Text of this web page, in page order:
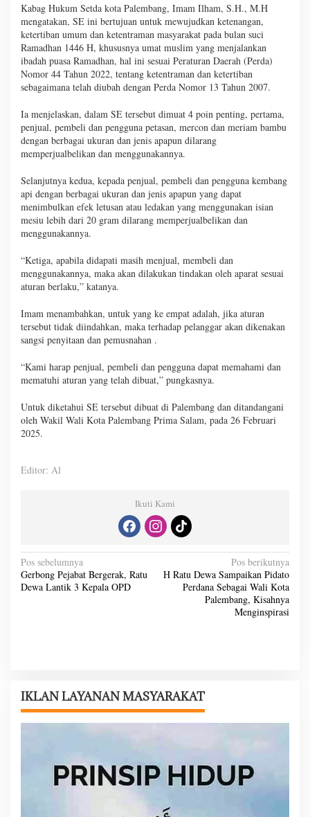
Kabag Hukum Setda kota Palembang, Imam Ilham, S.H., M.H
mengatakan, SE ini bertujuan untuk mewujudkan ketenangan,
ketertiban umum dan ketentraman masyarakat pada bulan suci
Ramadhan 1446 H, khususnya umat muslim yang menjalankan
ibadah puasa Ramadhan, hal ini sesuai Peraturan Daerah (Perda)
Nomor 44 Tahun 2022, tentang ketentraman dan ketertiban
sebagaimana telah diubah dengan Perda Nomor 13 Tahun 2007.
Ia menjelaskan, dalam SE tersebut dimuat 4 poin penting, pertama,
penjual, pembeli dan pengguna petasan, mercon dan meriam bambu
dengan berbagai ukuran dan jenis apapun dilarang
memperjualbelikan dan menggunakannya.
Selanjutnya kedua, kepada penjual, pembeli dan pengguna kembang
api dengan berbagai ukuran dan jenis apapun yang dapat
menimbulkan efek letusan atau ledakan yang menggunakan isian
mesiu lebih dari 20 gram dilarang memperjualbelikan dan
menggunakannya.
“Ketiga, apabila didapati masih menjual, membeli dan
menggunakannya, maka akan dilakukan tindakan oleh aparat sesuai
aturan berlaku,” katanya.
Imam menambahkan, untuk yang ke empat adalah, jika aturan
tersebut tidak diindahkan, maka terhadap pelanggar akan dikenakan
sangsi penyitaan dan pemusnahan .
“Kami harap penjual, pembeli dan pengguna dapat memahami dan
mematuhi aturan yang telah dibuat,” pungkasnya.
Untuk diketahui SE tersebut dibuat di Palembang dan ditandangani
oleh Wakil Wali Kota Palembang Prima Salam, pada 26 Februari
2025.
Editor: Al
Ikuti Kami
N
a
i
p
Pos sebelumnya
Gerbong Pejabat Bergerak, Ratu
Dewa Lantik 3 Kepala OPD
Pos berikutnya
H Ratu Dewa Sampaikan Pidato
Perdana Sebagai Wali Kota
Palembang, Kisahnya
Menginspirasi
IKLAN LAYANAN MASYARAKAT